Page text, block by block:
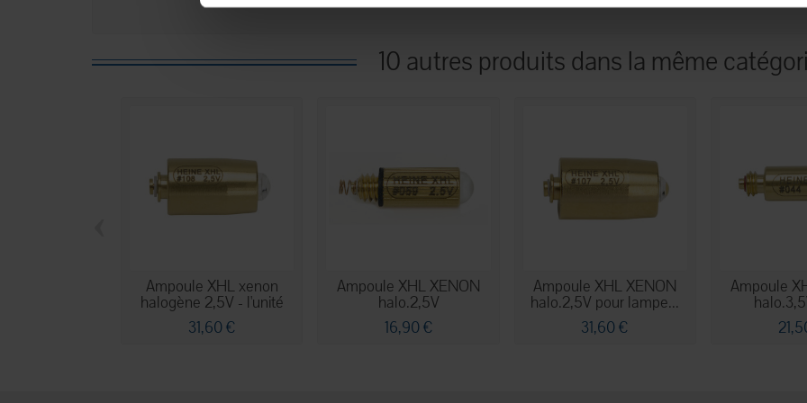
10 autres produits dans la même
Ampoule XHL xenon
halogène 2,5V - l'unité
31,60 €
Ampoule XHL XENON
halo.2,5V
16,90 €
Ampoule XHL XENON
halo.2,5V pour lampe...
31,60 €
Ampoule